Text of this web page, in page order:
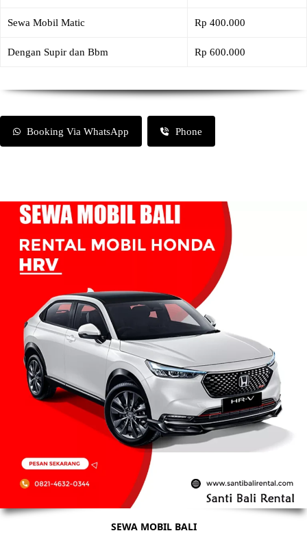
Sewa Mobil Matic Rp 400.000
Dengan Supir dan Bbm Rp 600.000
Booking Via WhatsApp Phone
SEWA MOBIL BALI